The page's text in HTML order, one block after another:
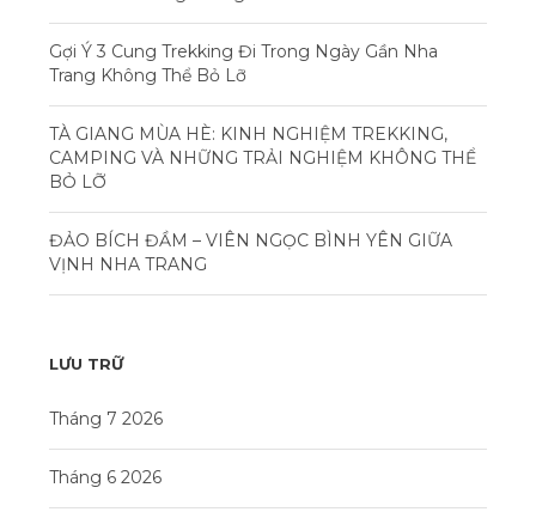
Gợi Ý 3 Cung Trekking Đi Trong Ngày Gần Nha
Trang Không Thể Bỏ Lỡ
TÀ GIANG MÙA HÈ: KINH NGHIỆM TREKKING,
CAMPING VÀ NHỮNG TRẢI NGHIỆM KHÔNG THỂ
BỎ LỠ
ĐẢO BÍCH ĐẦM – VIÊN NGỌC BÌNH YÊN GIỮA
VỊNH NHA TRANG
LƯU TRỮ
Tháng 7 2026
Tháng 6 2026